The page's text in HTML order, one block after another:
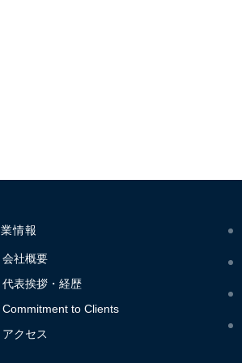
情報
会社概要
代表挨拶・経歴
Commitment to Clients
アクセス